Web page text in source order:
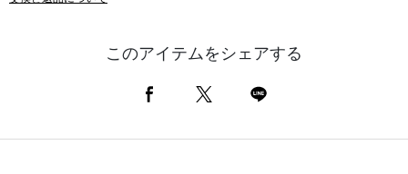
このアイテムをシェアする